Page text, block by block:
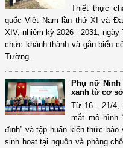
Thiết thực
quốc Việt Nam lần thứ XI và
XIV, nhiệm kỳ 2026 - 2031,
chức khánh thành và gắn biển
Tường.
Phụ nữ
xanh từ cơ sở
Từ 16 - 21/4,
mắt mô hình
đình” và tập huấn kiến thức
sinh hoạt tại nguồn và phòng